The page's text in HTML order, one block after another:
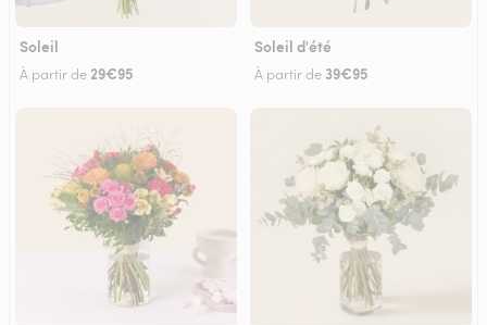
Soleil
À partir de 29€95
Soleil d'été
À partir de 39€95